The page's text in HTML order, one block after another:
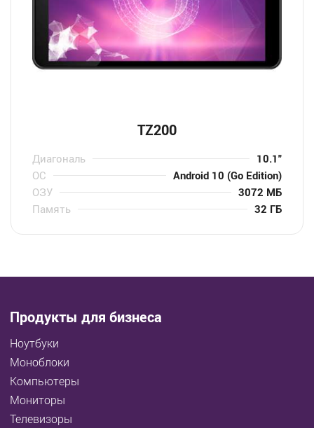
TZ200
Диагональ
10.1″
ОС
Android 10 (Go Edition)
ОЗУ
3072 МБ
Память
32 ГБ
Продукты для бизнеса
Ноутбуки
Моноблоки
Компьютеры
Мониторы
Телевизоры